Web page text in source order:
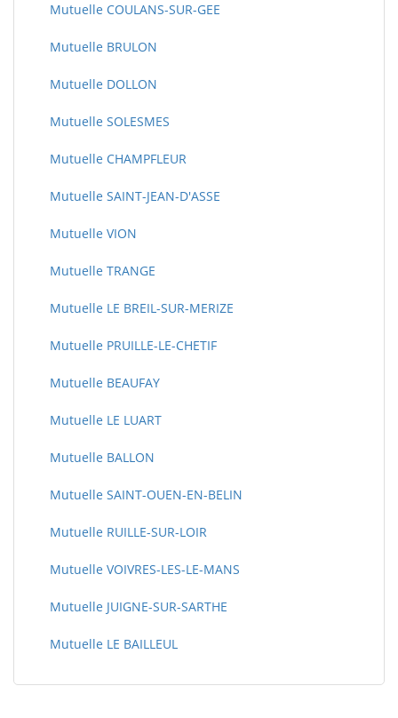
Mutuelle COULANS-SUR-GEE
Mutuelle BRULON
Mutuelle DOLLON
Mutuelle SOLESMES
Mutuelle CHAMPFLEUR
Mutuelle SAINT-JEAN-D'ASSE
Mutuelle VION
Mutuelle TRANGE
Mutuelle LE BREIL-SUR-MERIZE
Mutuelle PRUILLE-LE-CHETIF
Mutuelle BEAUFAY
Mutuelle LE LUART
Mutuelle BALLON
Mutuelle SAINT-OUEN-EN-BELIN
Mutuelle RUILLE-SUR-LOIR
Mutuelle VOIVRES-LES-LE-MANS
Mutuelle JUIGNE-SUR-SARTHE
Mutuelle LE BAILLEUL